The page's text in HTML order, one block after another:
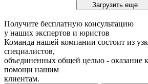
Загрузить еще
Получите бесплатную консультацию
у наших экспертов и юристов
Команда нашей компании состоит из
специалистов,
объединенных общей целью - оказание
помощи нашим
клиентам.